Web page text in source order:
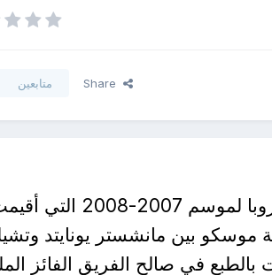
Share متابعين
أسفرت المباراة النهائية لدوري أبطال أوروبا لموسم 2007-2008
موسكو بين مانشستر يونايتد
بالطبع في صالح الفريق الفائز